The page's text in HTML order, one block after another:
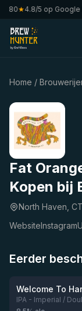
€80★4.8/5 op Google
Home /
Fat
Kopen bij
North Haven,
WebsiteInstagram
Eerder
Niet
★4.11
Welcome To
IPA - Imperial /